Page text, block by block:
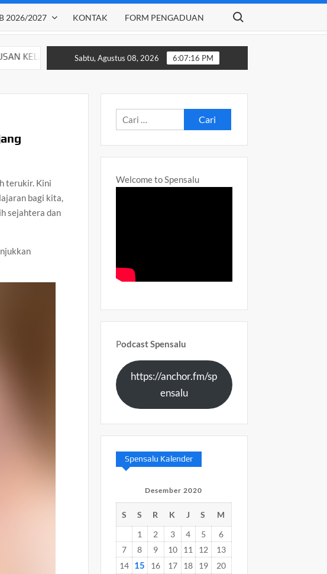
2026/2027 KONTAK FORM PENGADUAN
Search for:
1 LUMAJANGTAHUN AJARAN 2024-2025 Daftar Ulang SPMB Tahap 1
Sabtu, Agustus 08, 2026 6:07:18 PM
terukir. Kini
bagi kita,
sejahtera dan
Cari
untuk:
Welcome to Spensalu
Podcast Spensalu
https://anchor.fm/sp
ensalu
Spensalu Kalender
Desember 2020
S S R K J S
M
1
2 3 4 5
6
7
8 9 10 11 12
13
14 15 16 17 18 19
20